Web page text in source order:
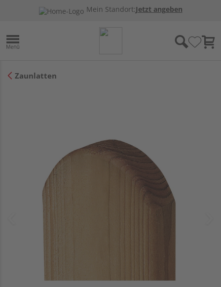
Mein Standort:Jetzt angeben
Zaunlatten